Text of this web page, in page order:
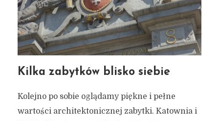
Kilka zabytków blisko siebie
Kolejno po sobie oglądamy piękne i pełne
wartości architektonicznej zabytki. Katownia i